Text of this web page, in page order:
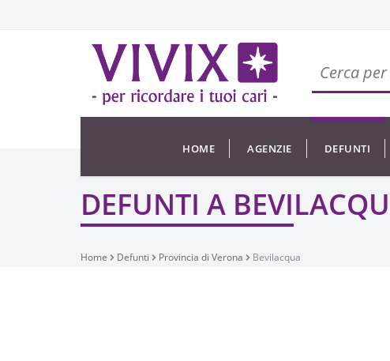
HOME AGENZIE DEFUNTI
DEFUNTI A
Home Defunti Provincia di Verona Bevilacqua